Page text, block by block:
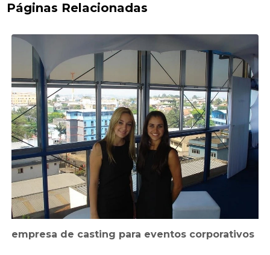
Páginas Relacionadas
empresa de casting para eventos corporativos